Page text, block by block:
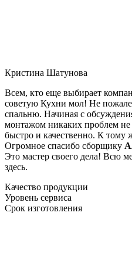
Кристина Шатунова
Всем, кто еще выбирает
советую Кухни мол! Не
спальню. Начиная с
монтажом никаких проблем
быстро и качественно. К тому
Огромное спасибо сборщику
Это мастер своего дела! Всю
здесь.
Качество продукции
Уровень сервиса
Срок изготовления